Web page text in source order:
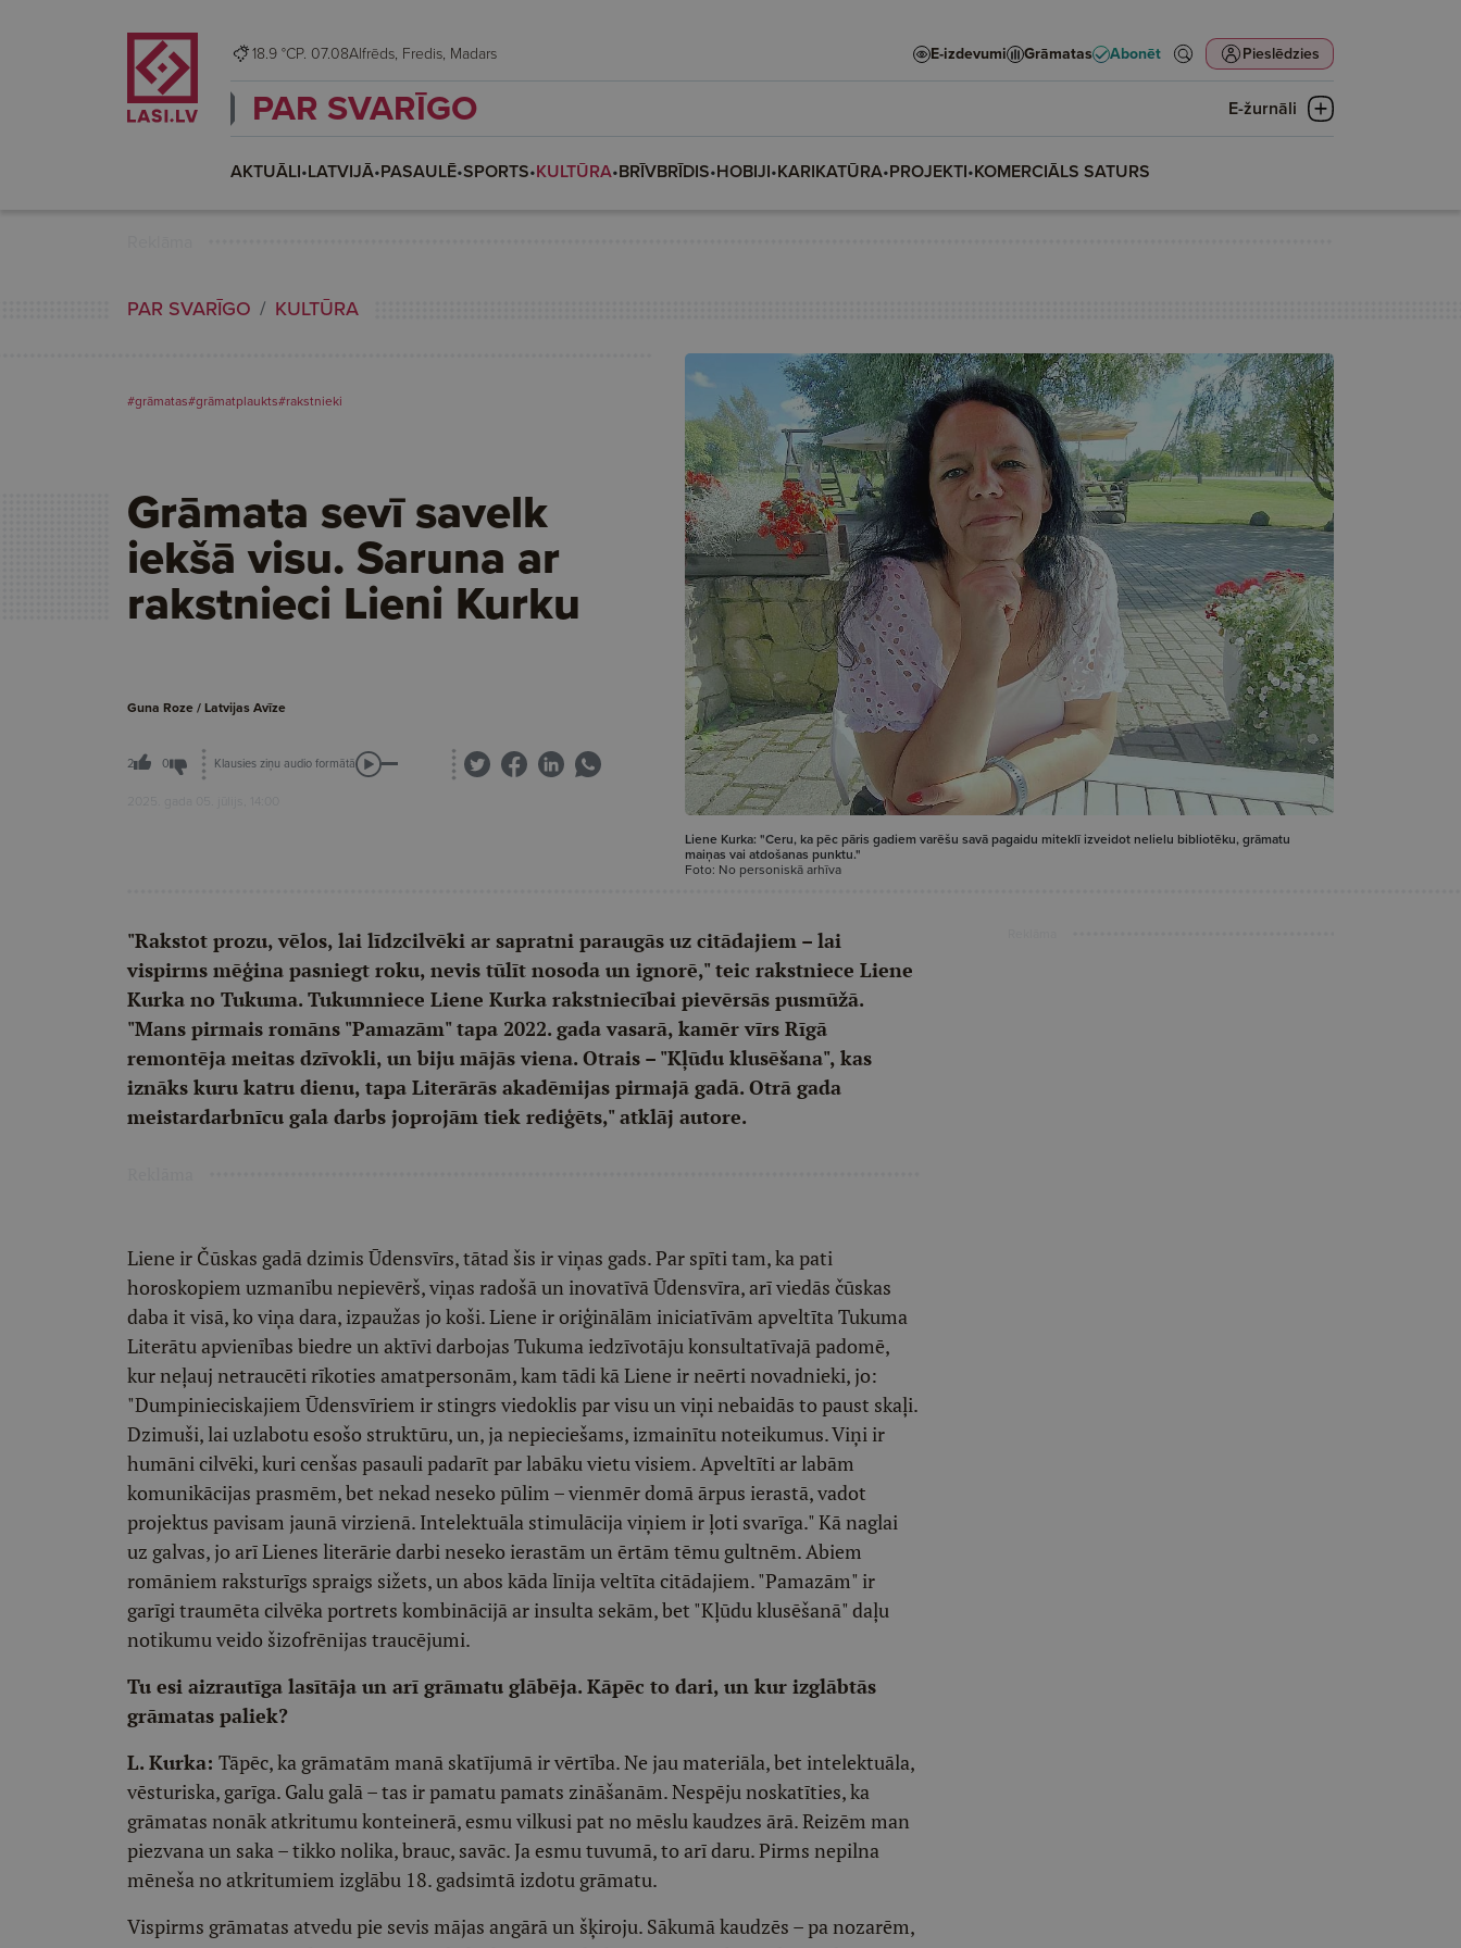
18.9 °CP. 07.08 Alfrēds, Fredis, Madars E-izdevumi Grāmatas Abonēt Pieslēdzies
PAR SVARĪGO E-žurnāli
AKTUĀLI•LATVIJĀ•PASAULĒ•SPORTS•KULTŪRA•BRĪVBRĪDIS•HOBIJI•KARIKATŪRA•PROJEKTI•KOMERCIĀLS SATURS
PAR SVARĪGO KULTŪRA
#grāmatas#grāmatplaukts#rakstnieki
Grāmata sevī savelk
iekšā visu. Saruna ar
rakstnieci Lieni Kurku
Guna Roze / Latvijas Avīze
2 0 Klausies ziņu audio formātā
2025. gada 05. jūlijs, 14:00
Liene Kurka: "Ceru, ka pēc pāris gadiem varēšu savā pagaidu miteklī izveidot nelielu bibliotēku, grāmatu
maiņas vai atdošanas punktu."
Foto: No personiskā arhīva
"Rakstot prozu, vēlos, lai līdzcilvēki ar sapratni paraugās uz citādajiem – lai
vispirms mēģina pasniegt roku, nevis tūlīt nosoda un ignorē," teic rakstniece Liene
Kurka no Tukuma. Tukumniece Liene Kurka rakstniecībai pievērsās pusmūžā.
"Mans pirmais romāns "Pamazām" tapa 2022. gada vasarā, kamēr vīrs Rīgā
remontēja meitas dzīvokli, un biju mājās viena. Otrais – "Kļūdu klusēšana", kas
iznāks kuru katru dienu, tapa Literārās akadēmijas pirmajā gadā. Otrā gada
meistardarbnīcu gala darbs joprojām tiek rediģēts," atklāj autore.
Liene ir Čūskas gadā dzimis Ūdensvīrs, tātad šis ir viņas gads. Par spīti tam, ka pati
horoskopiem uzmanību nepievērš, viņas radošā un inovatīvā Ūdensvīra, arī viedās čūskas
daba it visā, ko viņa dara, izpaužas jo koši. Liene ir oriģinālām iniciatīvām apveltīta Tukuma
Literātu apvienības biedre un aktīvi darbojas Tukuma iedzīvotāju konsultatīvajā padomē,
kur neļauj netraucēti rīkoties amatpersonām, kam tādi kā Liene ir neērti novadnieki, jo:
"Dumpinieciskajiem Ūdensvīriem ir stingrs viedoklis par visu un viņi nebaidās to paust skaļi.
Dzimuši, lai uzlabotu esošo struktūru, un, ja nepieciešams, izmainītu noteikumus. Viņi ir
humāni cilvēki, kuri cenšas pasauli padarīt par labāku vietu visiem. Apveltīti ar labām
komunikācijas prasmēm, bet nekad neseko pūlim – vienmēr domā ārpus ierastā, vadot
projektus pavisam jaunā virzienā. Intelektuāla stimulācija viņiem ir ļoti svarīga." Kā naglai
uz galvas, jo arī Lienes literārie darbi neseko ierastām un ērtām tēmu gultnēm. Abiem
romāniem raksturīgs spraigs sižets, un abos kāda līnija veltīta citādajiem. "Pamazām" ir
garīgi traumēta cilvēka portrets kombinācijā ar insulta sekām, bet "Kļūdu klusēšanā" daļu
notikumu veido šizofrēnijas traucējumi.
Tu esi aizrautīga lasītāja un arī grāmatu glābēja. Kāpēc to dari, un kur izglābtās
grāmatas paliek?
L. Kurka: Tāpēc, ka grāmatām manā skatījumā ir vērtība. Ne jau materiāla, bet intelektuāla,
vēsturiska, garīga. Galu galā – tas ir pamatu pamats zināšanām. Nespēju noskatīties, ka
grāmatas nonāk atkritumu konteinerā, esmu vilkusi pat no mēslu kaudzes ārā. Reizēm man
piezvana un saka – tikko nolika, brauc, savāc. Ja esmu tuvumā, to arī daru. Pirms nepilna
mēneša no atkritumiem izglābu 18. gadsimtā izdotu grāmatu.
Vispirms grāmatas atvedu pie sevis mājas angārā un šķiroju. Sākumā kaudzēs – pa nozarēm,